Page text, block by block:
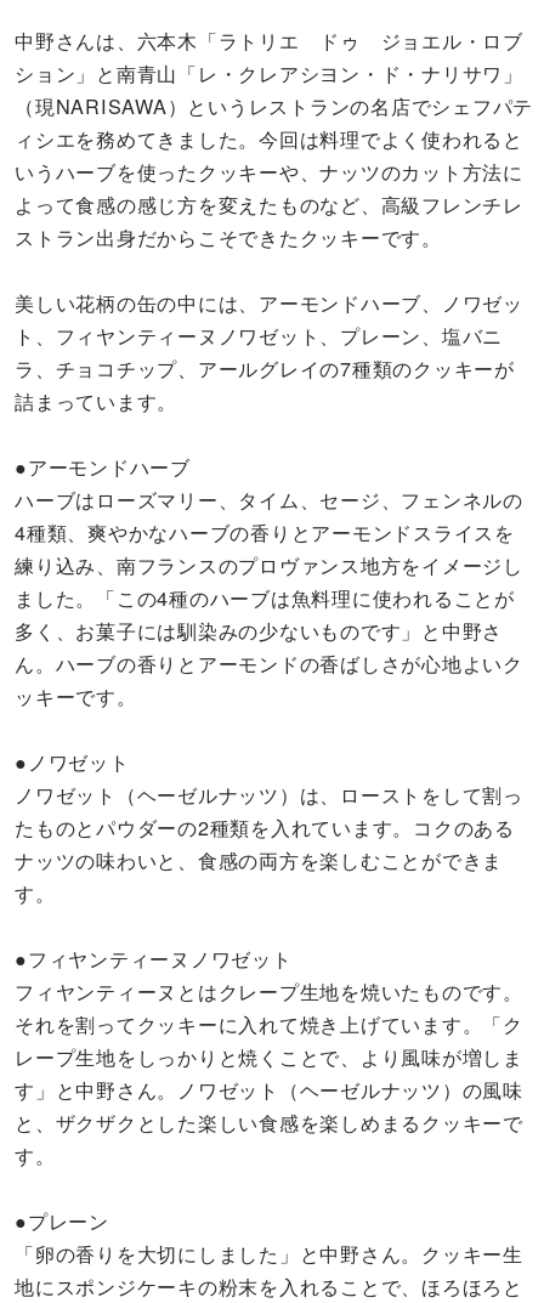
中野さんは、六本木「ラトリエ ドゥ ジョエル・ロブ
ション」と南青山「レ・クレアシヨン・ド・ナリサワ」
（現NARISAWA）というレストランの名店でシェフパテ
ィシエを務めてきました。今回は料理でよく使われると
いうハーブを使ったクッキーや、ナッツのカット方法に
よって食感の感じ方を変えたものなど、高級フレンチレ
ストラン出身だからこそできたクッキーです。
美しい花柄の缶の中には、アーモンドハーブ、ノワゼッ
ト、フィヤンティーヌノワゼット、プレーン、塩バニ
ラ、チョコチップ、アールグレイの7種類のクッキーが
詰まっています。
●アーモンドハーブ
ハーブはローズマリー、タイム、セージ、フェンネルの
4種類、爽やかなハーブの香りとアーモンドスライスを
練り込み、南フランスのプロヴァンス地方をイメージし
ました。「この4種のハーブは魚料理に使われることが
多く、お菓子には馴染みの少ないものです」と中野さ
ん。ハーブの香りとアーモンドの香ばしさが心地よいク
ッキーです。
●ノワゼット
ノワゼット（ヘーゼルナッツ）は、ローストをして割っ
たものとパウダーの2種類を入れています。コクのある
ナッツの味わいと、食感の両方を楽しむことができま
す。
●フィヤンティーヌノワゼット
フィヤンティーヌとはクレープ生地を焼いたものです。
それを割ってクッキーに入れて焼き上げています。「ク
レープ生地をしっかりと焼くことで、より風味が増しま
す」と中野さん。ノワゼット（ヘーゼルナッツ）の風味
と、ザクザクとした楽しい食感を楽しめまるクッキーで
す。
●プレーン
「卵の香りを大切にしました」と中野さん。クッキー生
地にスポンジケーキの粉末を入れることで、ほろほろと